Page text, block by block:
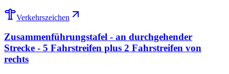
Verkehrszeichen
Zusammenführungstafel - an durchgehender
Strecke - 5 Fahrstreifen plus 2 Fahrstreifen von
rechts